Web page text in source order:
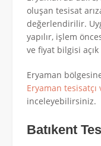
oluşan tesisat
değerlendirilir.
yapılır, işlem
ve fiyat bilgisi açık
Eryaman
Eryaman tesisatçı
inceleyebilirsiniz.
Batıkent